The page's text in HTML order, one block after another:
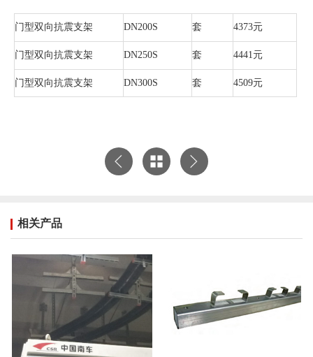
门型双向抗震支架 DN200S 套 4373元
门型双向抗震支架 DN250S 套 4441元
门型双向抗震支架 DN300S 套 4509元
相关产品